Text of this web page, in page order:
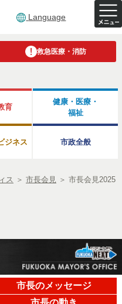
Language
救急医療・消防
育
健康・医療・
福祉
ジネス 市政全般
ス ＞ 市長会見 ＞ 市長会見2025
市長のメッセージ